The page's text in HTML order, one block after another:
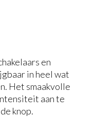
en
in heel wat
Het smaakvolle
aan te
knop.